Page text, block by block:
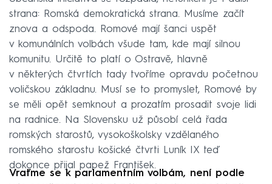
strana: Romská demokratická strana. Musíme začít
znova a odspoda. Romové mají šanci uspět
v komunálních volbách všude tam, kde mají silnou
komunitu. Určitě to platí o Ostravě, hlavně
v některých čtvrtích tady tvoříme opravdu početnou
voličskou základnu. Musí se to promyslet, Romové by
se měli opět semknout a prozatím prosadit svoje lidi
na radnice. Na Slovensku už působí celá řada
romských starostů, vysokoškolsky vzdělaného
romského starostu košické čtvrti Luník IX teď
dokonce přijal papež František.
Vraťme se k parlamentním volbám, není podle